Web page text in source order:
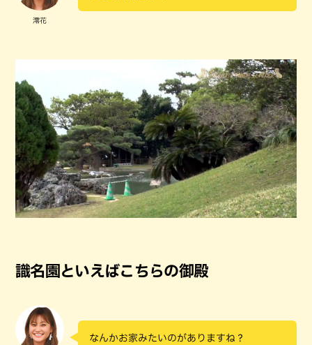
澪花
識名園といえばこちらの御殿
なんかお家みたいのがありますね？